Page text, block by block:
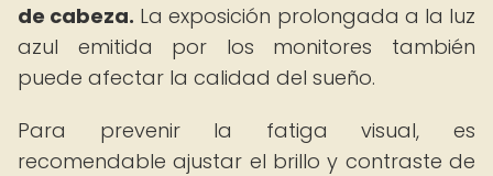
de cabeza. La exposición prolongada a la luz
azul emitida por los monitores también
puede afectar la calidad del sueño.
Para prevenir la fatiga visual, es
recomendable ajustar el brillo y contraste de